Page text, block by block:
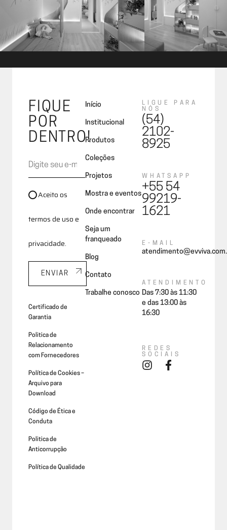
FIQUE
POR
DENTRO!
Aceito os
termos de uso e
privacidade.
ENVIAR
Certificado de
Garantia
Politica de
Relacionamento
com Fornecedores
Política de Cookies –
Arquivo para
Download
Código de Ética e
Conduta
Politica de
Anticorrupção
Política de Qualidade
Início
Institucional
Produtos
Coleções
Projetos
Mostra e eventos
Onde encontrar
Seja um
franqueado
Blog
Contato
Trabalhe conosco
LIGUE PARA
NÓS
(54)
2102-
8925
WHATSAPP
+55 54
99219-
1621
E-MAIL
ATENDIMENTO
Das 7:30 às 11:30
e das 13:00 às
16:30
REDES
SOCIAIS